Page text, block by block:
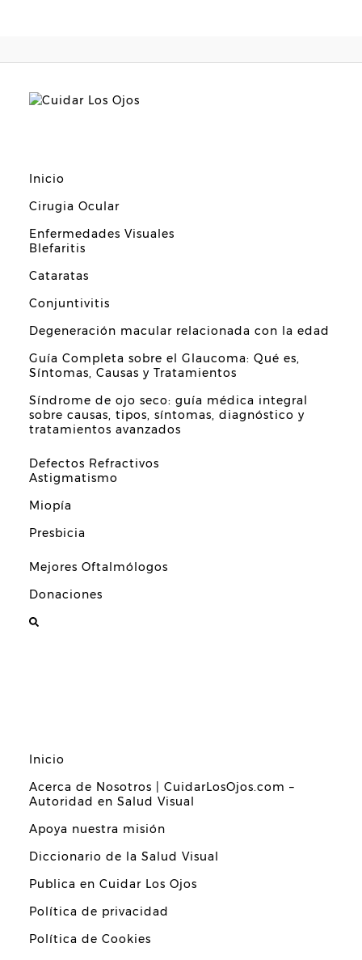
Inicio
Cirugia Ocular
Enfermedades Visuales
Blefaritis
Cataratas
Conjuntivitis
Degeneración macular relacionada con la edad
Guía Completa sobre el Glaucoma: Qué es,
Síntomas, Causas y Tratamientos
Síndrome de ojo seco: guía médica integral
sobre causas, tipos, síntomas, diagnóstico y
tratamientos avanzados
Defectos Refractivos
Astigmatismo
Miopía
Presbicia
Mejores Oftalmólogos
Donaciones
Inicio
Acerca de Nosotros | CuidarLosOjos.com –
Autoridad en Salud Visual
Apoya nuestra misión
Diccionario de la Salud Visual
Publica en Cuidar Los Ojos
Política de privacidad
Política de Cookies